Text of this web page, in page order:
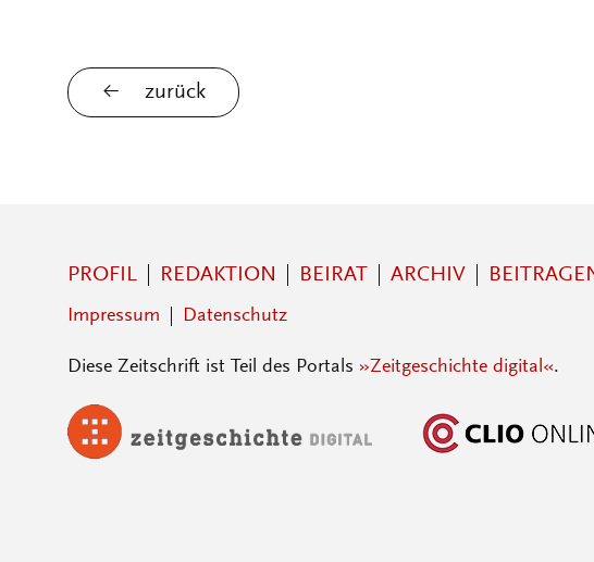
zurück
PROFIL REDAKTION BEIRAT ARCHIV
Impressum Datenschutz
Diese Zeitschrift ist Teil des Portals »Zeitgeschichte digital«.